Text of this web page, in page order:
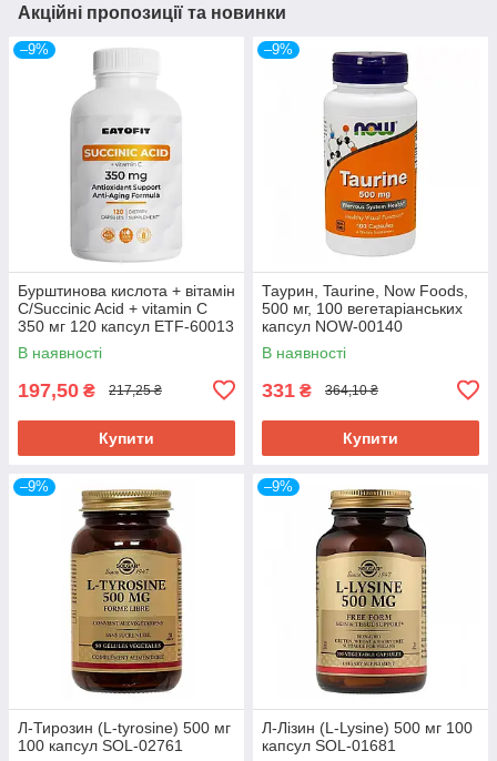
Акційні пропозиції та новинки
–9%
Бурштинова кислота + вітамін
С/Succinic Acid + vitamin C
350 мг 120 капсул ETF-60013
В наявності
197,50 ₴ 217,25 ₴
Купити
–9%
Таурин, Taurine, Now Foods,
500 мг, 100 вегетаріанських
капсул NOW-00140
В наявності
331 ₴ 364,10 ₴
Купити
–9%
Л-Тирозин (L-tyrosine) 500 мг
100 капсул SOL-02761
–9%
Л-Лізин (L-Lysine) 500 мг 100
капсул SOL-01681